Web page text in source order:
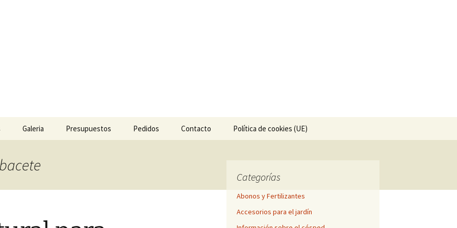
Galeria Presupuestos Pedidos Contacto Política de cookies (UE)
Categorías
Abonos y Fertilizantes
Accesorios para el jardín